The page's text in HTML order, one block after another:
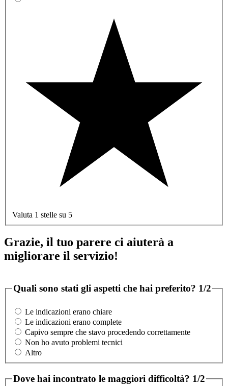
Valuta 1 stelle su 5
Grazie, il tuo parere ci aiuterà a
migliorare il servizio!
Quali sono stati gli aspetti che hai preferito? 1/2
Le indicazioni erano chiare
Le indicazioni erano complete
Capivo sempre che stavo procedendo correttamente
Non ho avuto problemi tecnici
Altro
Dove hai incontrato le maggiori difficoltà? 1/2